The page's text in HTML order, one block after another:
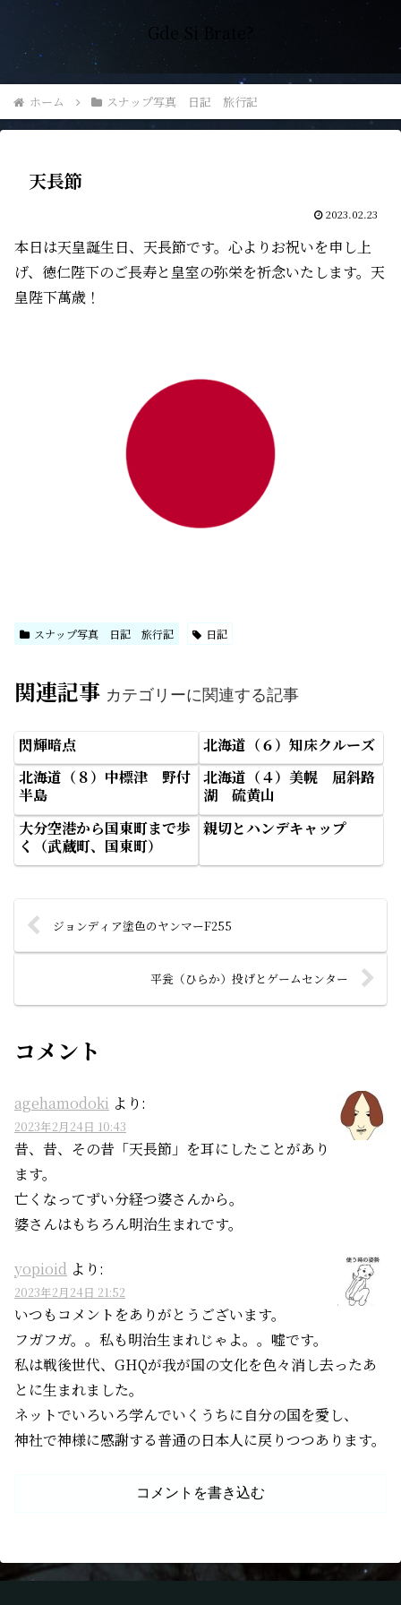
Gde Si Brate?
ホーム スナップ写真 日記 旅行記
天長節
2023.02.23
本日は天皇誕生日、天長節です。心よりお祝いを申し上
げ、徳仁陛下のご長寿と皇室の弥栄を祈念いたします。天
皇陛下萬歳！
スナップ写真 日記 旅行記 日記
関連記事 カテゴリーに関連する記事
閃輝暗点
北海道（６）知床クルーズ
北海道（８）中標津 野付
半島
北海道（４）美幌 屈斜路
湖 硫黄山
大分空港から国東町まで歩
く（武蔵町、国東町）
親切とハンデキャップ
ジョンディア塗色のヤンマーF255
平瓮（ひらか）投げとゲームセンター
コメント
agehamodoki より:
2023年2月24日 10:43
昔、昔、その昔「天長節」を耳にしたことがあり
ます。
亡くなってずい分経つ婆さんから。
婆さんはもちろん明治生まれです。
yopioid より:
2023年2月24日 21:52
いつもコメントをありがとうございます。
フガフガ。。私も明治生まれじゃよ。。嘘です。
私は戦後世代、GHQが我が国の文化を色々消し去ったあ
とに生まれました。
ネットでいろいろ学んでいくうちに自分の国を愛し、
神社で神様に感謝する普通の日本人に戻りつつあります。
コメントを書き込む